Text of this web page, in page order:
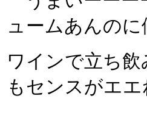
ュームあんの
ワインで立ち
もセンスがエ